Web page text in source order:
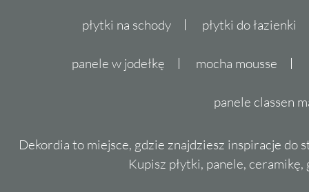
płytki na schody płytki do łazienki
panele w jodełkę mocha mousse
panele classen
Dekordia to miejsce, gdzie znajdziesz inspiracje do
Kupisz płytki, panele,